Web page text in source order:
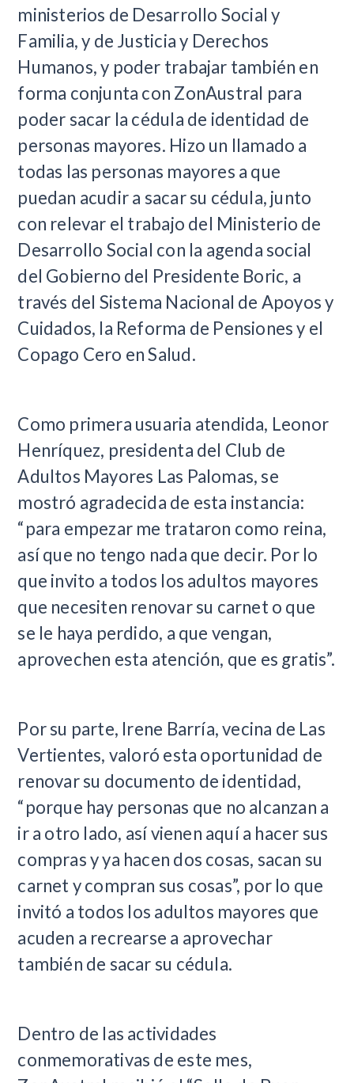
ministerios de Desarrollo Social y
Familia, y de Justicia y Derechos
Humanos, y poder trabajar también en
forma conjunta con ZonAustral para
poder sacar la cédula de identidad de
personas mayores. Hizo un llamado a
todas las personas mayores a que
puedan acudir a sacar su cédula, junto
con relevar el trabajo del Ministerio de
Desarrollo Social con la agenda social
del Gobierno del Presidente Boric, a
través del Sistema Nacional de Apoyos y
Cuidados, la Reforma de Pensiones y el
Copago Cero en Salud.
Como primera usuaria atendida, Leonor
Henríquez, presidenta del Club de
Adultos Mayores Las Palomas, se
mostró agradecida de esta instancia:
“para empezar me trataron como reina,
así que no tengo nada que decir. Por lo
que invito a todos los adultos mayores
que necesiten renovar su carnet o que
se le haya perdido, a que vengan,
aprovechen esta atención, que es gratis”.
Por su parte, Irene Barría, vecina de Las
Vertientes, valoró esta oportunidad de
renovar su documento de identidad,
“porque hay personas que no alcanzan a
ir a otro lado, así vienen aquí a hacer sus
compras y ya hacen dos cosas, sacan su
carnet y compran sus cosas”, por lo que
invitó a todos los adultos mayores que
acuden a recrearse a aprovechar
también de sacar su cédula.
Dentro de las actividades
conmemorativas de este mes,